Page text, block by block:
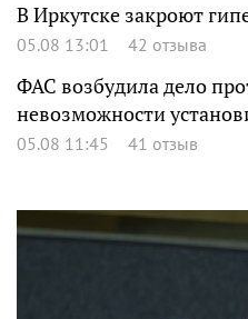
В Иркутске закроют
05.08 13:01 42 отзыва
ФАС возбудила дело
невозможности
05.08 11:45 41 отзыв